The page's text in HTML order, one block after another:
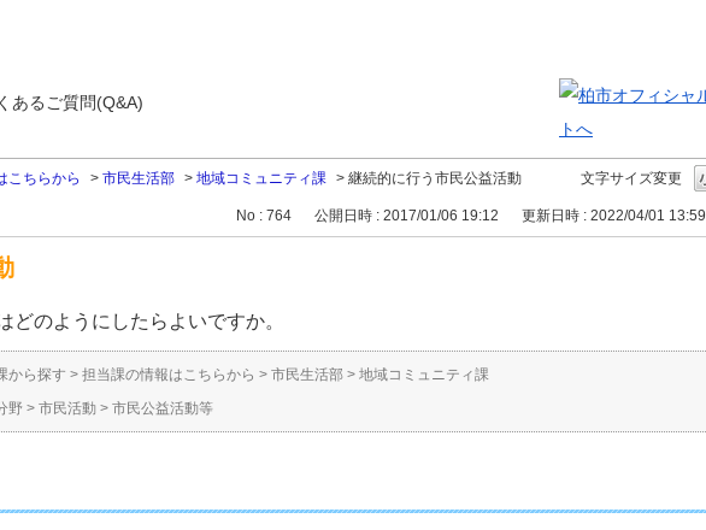
文字サイズ変更
こちらから > 市民生活部 > 地域コミュニティ課 > 継続的に行う市民公益活動
No : 764 公開日時 : 2017/01/06 19:12 更新日時 : 2022/04/01 13:59
のようにしたらよいですか。
から探す > 担当課の情報はこちらから > 市民生活部 > 地域コミュニティ課
野 > 市民活動 > 市民公益活動等